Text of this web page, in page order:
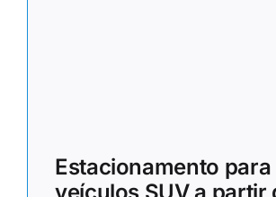
Estacionamento para